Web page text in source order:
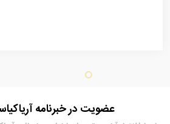
عضویت در خبرنامه